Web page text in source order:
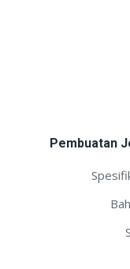
Pembuatan